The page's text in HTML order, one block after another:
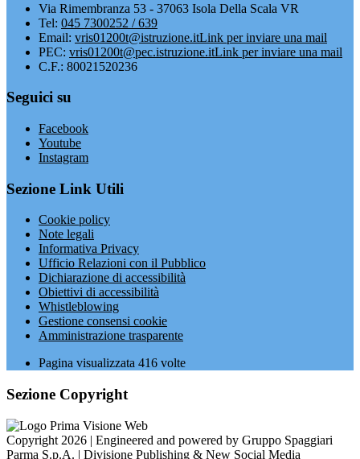
Via Rimembranza 53 - 37063 Isola Della Scala VR
Tel: 045 7300252 / 639
Email: vris01200t@istruzione.itLink per inviare una mail
PEC: vris01200t@pec.istruzione.itLink per inviare una mail
C.F.: 80021520236
Seguici su
Facebook
Youtube
Instagram
Sezione Link Utili
Cookie policy
Note legali
Informativa Privacy
Ufficio Relazioni con il Pubblico
Dichiarazione di accessibilità
Obiettivi di accessibilità
Whistleblowing
Gestione consensi cookie
Amministrazione trasparente
Pagina visualizzata 416 volte
Sezione Copyright
Copyright 2026 | Engineered and powered by Gruppo Spaggiari
Parma S.p.A. | Divisione Publishing & New Social Media